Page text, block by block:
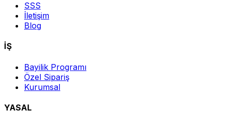
SSS
İletişim
Blog
İŞ
Bayilik Programı
Özel Sipariş
Kurumsal
YASAL